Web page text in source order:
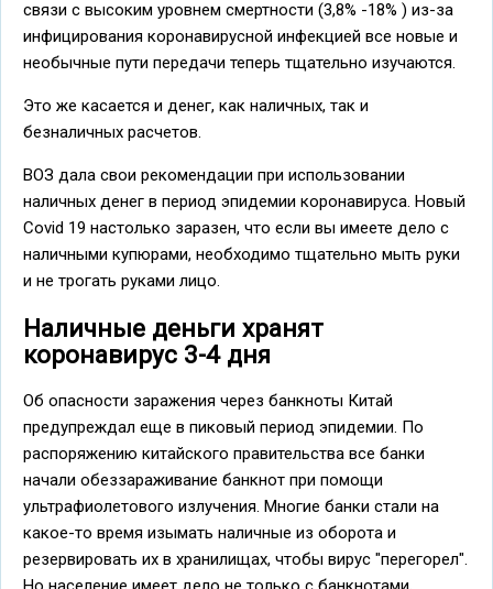
связи с высоким уровнем смертности (3,8% -18% ) из-за
инфицирования коронавирусной инфекцией все новые и
необычные пути передачи теперь тщательно изучаются.
Это же касается и денег, как наличных, так и
безналичных расчетов.
ВОЗ дала свои рекомендации при использовании
наличных денег в период эпидемии коронавируса. Новый
Covid 19 настолько заразен, что если вы имеете дело с
наличными купюрами, необходимо тщательно мыть руки
и не трогать руками лицо.
Наличные деньги хранят
коронавирус 3-4 дня
Об опасности заражения через банкноты Китай
предупреждал еще в пиковый период эпидемии. По
распоряжению китайского правительства все банки
начали обеззараживание банкнот при помощи
ультрафиолетового излучения. Многие банки стали на
какое-то время изымать наличные из оборота и
резервировать их в хранилищах, чтобы вирус "перегорел".